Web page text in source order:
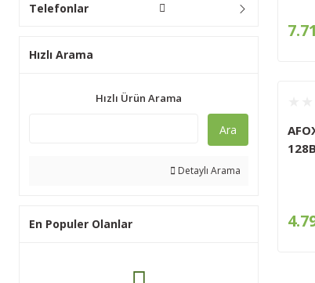
Telefonlar
Hızlı Arama
Hızlı Ürün Arama
Ara
Detaylı Arama
En Populer Olanlar